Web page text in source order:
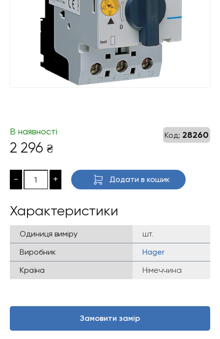
Код: 28260
В наявності
2 296 ₴
- + Додати в кошик
Характеристики
Одиниця виміру
шт.
Виробник
Hager
Країна
Німеччина
Замовити замір